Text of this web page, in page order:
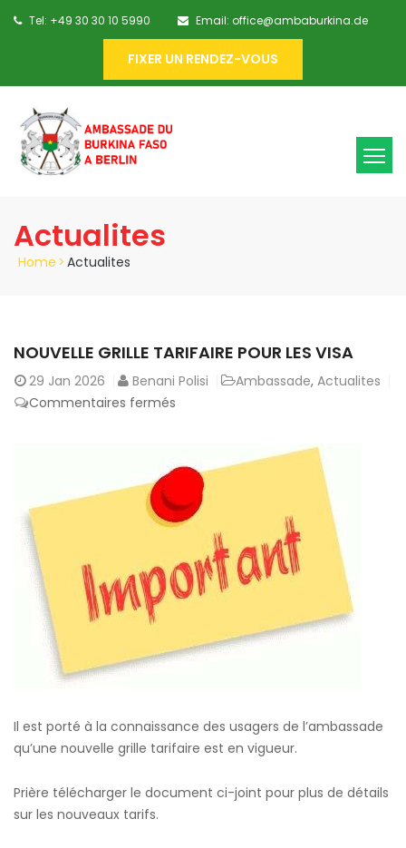
Tel: +49 30 30 10 5990 Email: office@ambaburkina.de
FIXER UN RENDEZ-VOUS
Actualites
Home > Actualites
NOUVELLE GRILLE TARIFAIRE POUR LES VISA
29 Jan 2026 Benani Polisi Ambassade, Actualites
Commentaires fermés
tarifaire
pour
les
visa
Il est porté à la connaissance des usagers de l’ambassade
qu’une nouvelle grille tarifaire est en vigueur.
Prière télécharger le document ci-joint pour plus de détails
sur les nouveaux tarifs.